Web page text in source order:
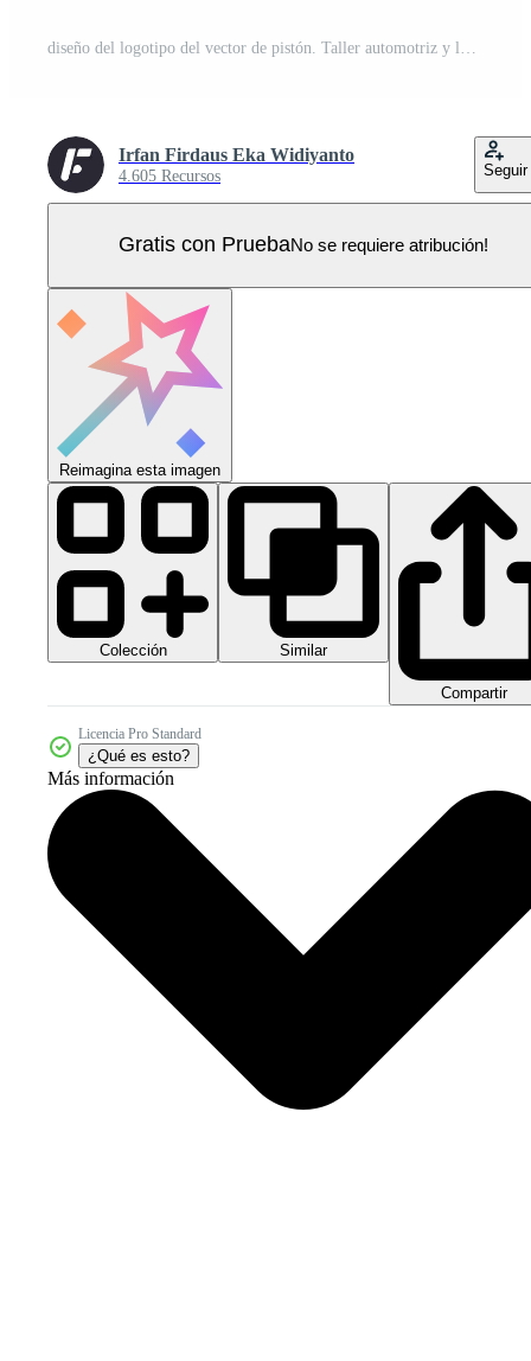
Irfan Firdaus Eka Widiyanto
4.605 Recursos Seguir
Gratis con PruebaNo se requiere atribución!
Reimagina esta imagen
Colección Similar
Compartir
Licencia Pro Standard
¿Qué es esto?
Más información